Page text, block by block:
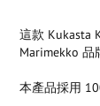
這款 Kukasta
Marimekko 品
本產品採用